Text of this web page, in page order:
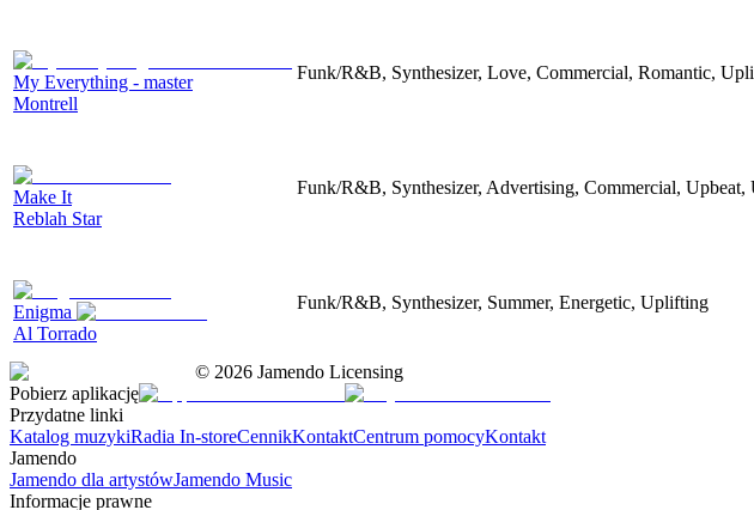
My Everything - master
Montrell
Funk/R&B, Synthesizer, Love, Commercial, Romantic,
Make It
Reblah Star
Funk/R&B, Synthesizer, Advertising, Commercial,
Enigma
Al Torrado
Funk/R&B, Synthesizer, Summer, Energetic, Uplifting
© 2026 Jamendo Licensing
Pobierz aplikację
Przydatne linki
Katalog muzykiRadia In-storeCennikKontaktCentrum pomocyKontakt
Jamendo
Jamendo dla artystówJamendo Music
Informacje prawne